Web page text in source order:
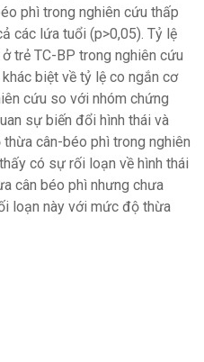
phì trong nghiên cứu thấp
các lứa tuổi (p>0,05). Tỷ lệ
trẻ TC-BP trong nghiên cứu
biệt về tỷ lệ co ngắn cơ
cứu so với nhóm chứng
sự biến đổi hình thái và
cân-béo phì trong nghiên
có sự rối loạn về hình thái
cân béo phì nhưng chưa
loạn này với mức độ thừa